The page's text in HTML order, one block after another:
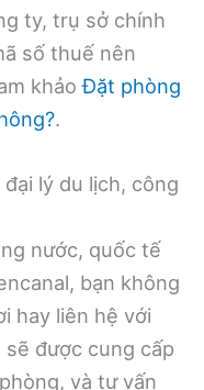
ty, trụ sở chính
số thuế nên
khảoĐặt phòng
.
lý du lịch, công
nước, quốc tế
bạn không
hay liên hệ với
được cung cấp
và tư vấn